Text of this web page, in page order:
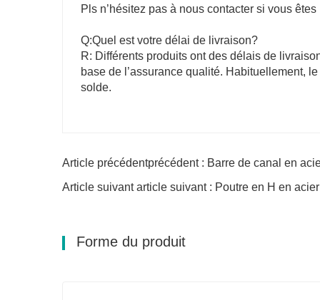
Pls n’hésitez pas à nous contacter si vous
Q:Quel est votre délai de livraison?
R: Différents produits ont des délais de
base de l’assurance qualité. Habituellement,
solde.
Article précédentprécédent : Barre de canal en
Article suivant article suivant : Poutre en H en
Forme du produit